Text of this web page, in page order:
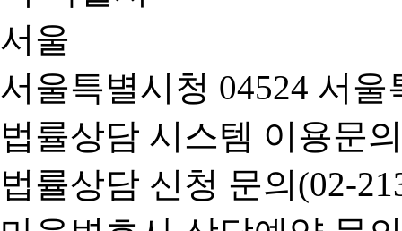
서울특별시청 04524 서
법률상담 시스템 이용문
법률상담 신청 문의(02-